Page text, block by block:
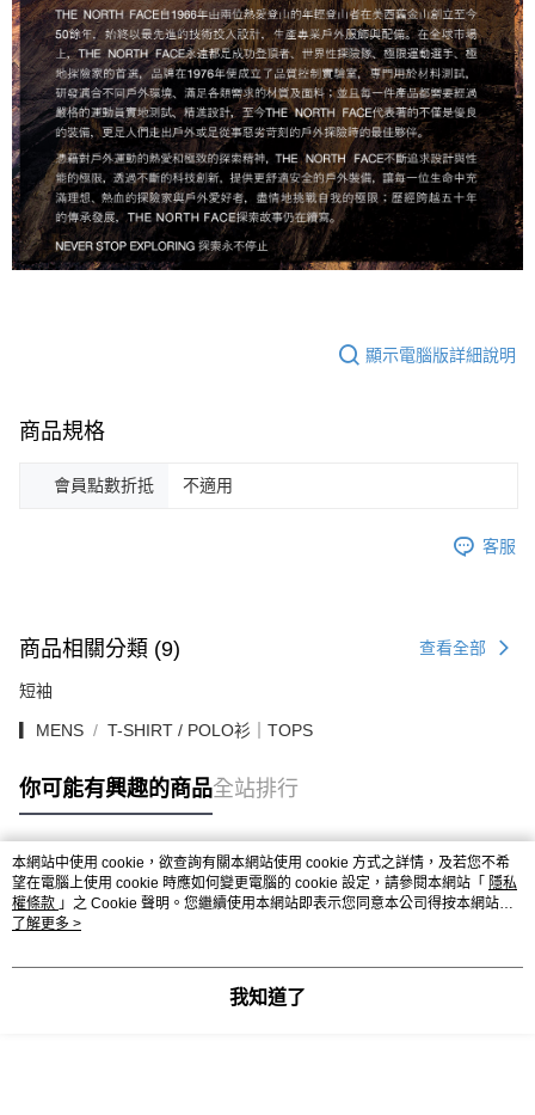
顯示電腦版詳細說明
商品規格
會員點數折抵 不適用
客服
商品相關分類 (9) 查看全部
短袖
▎MENS T-SHIRT / POLO衫｜TOPS
你可能有興趣的商品全站排行
熱門標籤
本網站中使用 cookie，欲查詢有關本網站使用 cookie 方式之詳情，及若您不希
望在電腦上使用 cookie 時應如何變更電腦的 cookie 設定，請參閱本網站「 隱私
權條款 」之 Cookie 聲明。您繼續使用本網站即表示您同意本公司得按本網站使
用條款之 Cookie 聲明使用 cookie。
了解更多 >
我知道了